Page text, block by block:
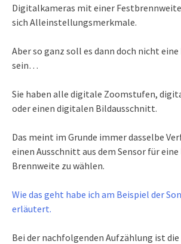
Digitalkameras mit einer
sich Alleinstellungsmerkmale.
Aber so ganz soll es dann doch nicht
sein…
Sie haben alle digitale Zoomstufen,
oder einen digitalen Bildausschnitt.
Das meint im Grunde immer dasselbe
einen Ausschnitt aus dem Sensor für
Brennweite zu wählen.
Wie das geht habe ich am Beispiel der
erläutert.
Bei der nachfolgenden Aufzählung ist